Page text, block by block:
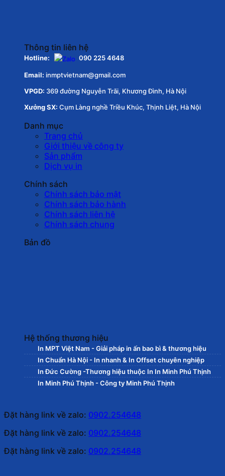
Thông tin liên hệ
Hotline: 090 225 4648
Email: inmptvietnam@gmail.com
VPGD: 369 đường Nguyễn Trãi, Khương Đình, Hà Nội
Xưởng SX: Cụm Làng nghề Triều Khúc, Thịnh Liệt, Hà Nội
Danh mục
Trang chủ
Giới thiệu về công ty
Sản phẩm
Dịch vụ in
Chính sách
Chính sách bảo mật
Chính sách bảo hành
Chính sách liên hệ
Chính sách chung
Bản đồ
Hệ thống thương hiệu
In MPT Việt Nam - Giải pháp in ấn bao bì & thương hiệu
In Chuẩn Hà Nội - In nhanh & In Offset chuyên nghiệp
In Đức Cường -Thương hiệu thuộc In In Minh Phú Thịnh
In Minh Phú Thịnh - Công ty Minh Phú Thịnh
Đặt hàng link về zalo: 0902.254648
Đặt hàng link về zalo: 0902.254648
Đặt hàng link về zalo: 0902.254648